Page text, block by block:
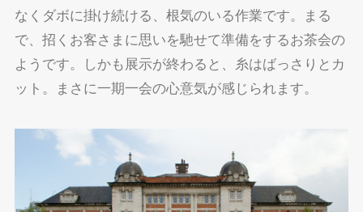
なくダボに掛け続ける、根気のいる作業です。まる
で、招くお客さまに思いを馳せて準備をするお茶会の
ようです。しかも展示が終わると、糸はばっさりとカ
ット。まさに一期一会の心意気が感じられます。